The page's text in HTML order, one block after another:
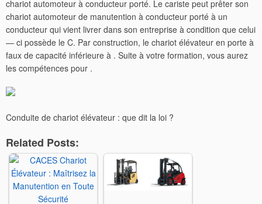
chariot automoteur à conducteur porté. Le cariste peut prêter son
chariot automoteur de manutention à conducteur porté à un
conducteur qui vient livrer dans son entreprise à condition que celui
— ci possède le C. Par construction, le chariot élévateur en porte à
faux de capacité inférieure à . Suite à votre formation, vous aurez
les compétences pour .
Conduite de chariot élévateur : que dit la loi ?
Related Posts: